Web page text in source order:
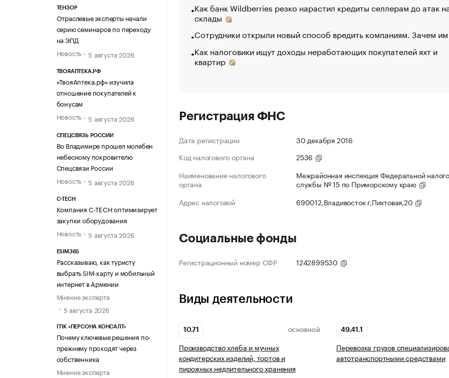
ТЕНЗОР
Отраслевые эксперты начали
серию семинаров по переходу
на ЭПД
Новость
5 августа 2026
ТВОЯАПТЕКА.РФ
«ТвояАптека.рф» изучила
отношение покупателей к
бонусам
Новость
5 августа 2026
СПЕЦСВЯЗЬ РОССИИ
Во Владимире прошел молебен
небесному покровителю
Спецсвязи России
Новость
5 августа 2026
C-TECH
Компания C-TECH оптимизирует
закупки оборудования
Новость
5 августа 2026
ESIM365
Рассказываю, как туристу
выбрать SIM-карту и мобильный
интернет в Армении
Мнение эксперта
5 августа 2026
ГПК «ПЕРСОНА КОНСАЛТ»
Почему ключевые решения по-
прежнему проходят через
собственника
Мнение эксперта
Как банк Wildberries резко нарастил кредиты селлерам до атак
склады
Сотрудники открыли новый способ вредить компаниям. Зачем
Как налоговики ищут доходы неработающих покупателей яхт и
квартир
Регистрация ФНС
Дата регистрации
30 декабря 2016
Код налогового органа
2536
Наименование налогового
органа
Межрайонная инспекция Федеральной
службы № 15 по Приморскому краю
Адрес налоговой
690012,Владивосток г,Пихтовая,20
Социальные фонды
Регистрационный номер СФР 1242899530
Виды деятельности
10.71 ОСНОВНОЙ
Производство хлеба и мучных
кондитерских изделий, тортов и
пирожных недлительного хранения
49.41.1
Перевозка грузов
автотранспортными средствами